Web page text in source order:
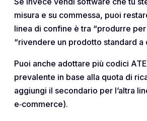
misura e su commessa, puoi
linea di confine è tra “produrre
“rivendere un prodotto standard a
Puoi anche adottare più codici
prevalente in base alla quota di
aggiungi il secondario per l’altra
e‑commerce).